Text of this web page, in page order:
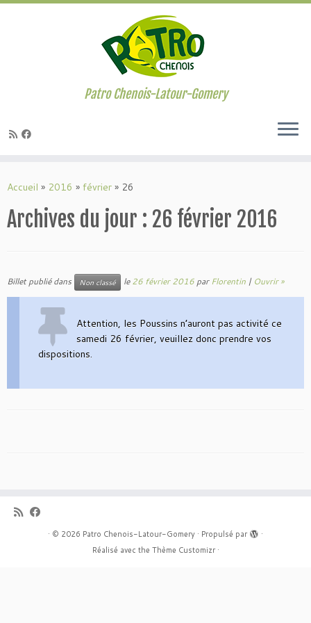
Passer
Patro Chenois-Latour-Gomery
Accueil » 2016 » février » 26
Archives du jour : 26 février 2016
Billet publié dans Non classé le26 février 2016 parFlorentin | Ouvrir »
Attention, les Poussins n’auront pas activité ce
samedi 26 février, veuillez donc prendre vos
dispositions.
· © 2026 Patro Chenois-Latour-Gomery · Propulsé par
·
Réalisé avec the Thème Customizr·